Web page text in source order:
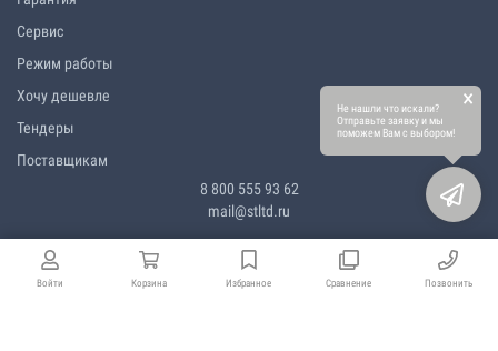
Войти Корзина Избранное Сравнение Позвонить
Сервис
Режим работы
Хочу дешевле
Тендеры
Поставщикам
8 800 555 93 62
mail@stltd.ru
Не нашли что искали?
Отправьте заявку и мы
поможем Вам с выбором!
×